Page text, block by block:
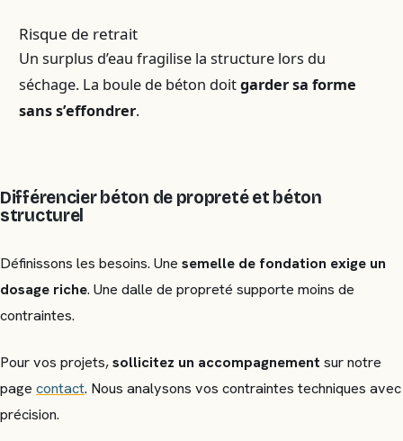
Risque de retrait
Un surplus d’eau fragilise la structure lors du
séchage. La boule de béton doitgarder sa forme
sans s’effondrer.
Différencier béton de propreté et béton
structurel
Définissons les besoins. Une semelle de fondation exige un
dosage riche. Une dalle de propreté supporte moins de
contraintes.
Pour vos projets,sollicitez un accompagnement sur notre
page contact. Nous analysons vos contraintes techniques avec
précision.